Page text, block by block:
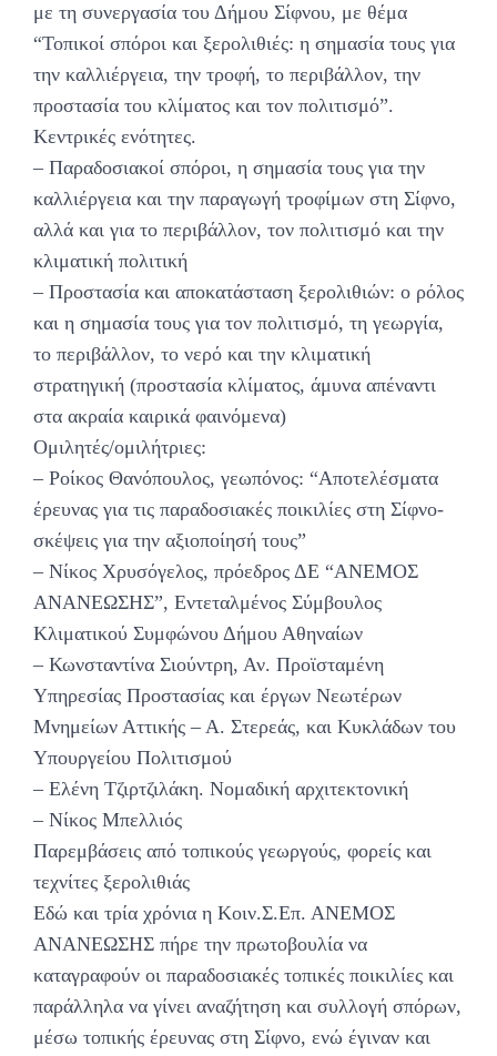
με τη συνεργασία του Δήμου Σίφνου, με θέμα
“Τοπικοί σπόροι και ξερολιθιές: η σημασία τους για
την καλλιέργεια, την τροφή, το περιβάλλον, την
προστασία του κλίματος και τον πολιτισμό”.
Κεντρικές ενότητες.
– Παραδοσιακοί σπόροι, η σημασία τους για την
καλλιέργεια και την παραγωγή τροφίμων στη Σίφνο,
αλλά και για το περιβάλλον, τον πολιτισμό και την
κλιματική πολιτική
– Προστασία και αποκατάσταση ξερολιθιών: ο ρόλος
και η σημασία τους για τον πολιτισμό, τη γεωργία,
το περιβάλλον, το νερό και την κλιματική
στρατηγική (προστασία κλίματος, άμυνα απέναντι
στα ακραία καιρικά φαινόμενα)
Ομιλητές/ομιλήτριες:
– Ροίκος Θανόπουλος, γεωπόνος: “Αποτελέσματα
έρευνας για τις παραδοσιακές ποικιλίες στη Σίφνο-
σκέψεις για την αξιοποίησή τους”
– Νίκος Χρυσόγελος, πρόεδρος ΔΕ “ΑΝΕΜΟΣ
ΑΝΑΝΕΩΣΗΣ”, Εντεταλμένος Σύμβουλος
Κλιματικού Συμφώνου Δήμου Αθηναίων
– Κωνσταντίνα Σιούντρη, Αν. Προϊσταμένη
Υπηρεσίας Προστασίας και έργων Νεωτέρων
Μνημείων Αττικής – Α. Στερεάς, και Κυκλάδων του
Υπουργείου Πολιτισμού
– Ελένη Τζιρτζιλάκη. Νομαδική αρχιτεκτονική
– Νίκος Μπελλιός
Παρεμβάσεις από τοπικούς γεωργούς, φορείς και
τεχνίτες ξερολιθιάς
Εδώ και τρία χρόνια η Κοιν.Σ.Επ. ΑΝΕΜΟΣ
ΑΝΑΝΕΩΣΗΣ πήρε την πρωτοβουλία να
καταγραφούν οι παραδοσιακές τοπικές ποικιλίες και
παράλληλα να γίνει αναζήτηση και συλλογή σπόρων,
μέσω τοπικής έρευνας στη Σίφνο, ενώ έγιναν και